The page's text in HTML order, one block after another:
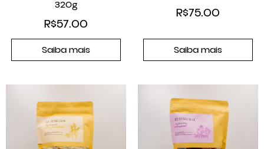
320g
R$57.00
Saiba mais
R$75.00
Saiba mais